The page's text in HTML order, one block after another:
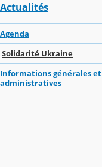
Actualités
Agenda
Solidarité Ukraine
Informations générales et
administratives